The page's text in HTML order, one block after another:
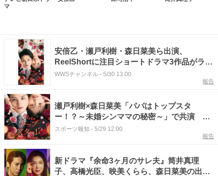
マ
安倍乙・瀬戸利樹・森日菜美ら出演、
ReelShortに注目ショートドラマ3作品がライ
ンアップ追加
WWSチャンネル - 5/30 13:00
報告
瀬戸利樹×森日菜美「パパはトップスタ
ー！？～未婚シンママの秘密～」で共演 縦
型ショートドラマで配信
スポーツ報知 - 5/29 12:00
報告
新ドラマ『余命3ヶ月のサレ夫』筒井真理
子、高橋光臣、映美くらら、森日菜美の出演